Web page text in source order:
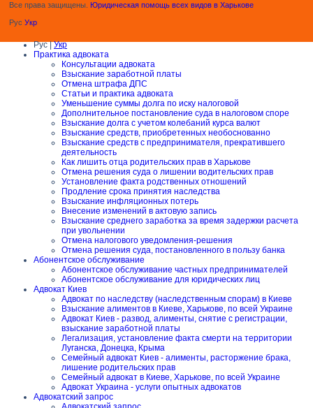
Все права защищены. Юридическая помощь всех видов в Харькове
Рус Укр
Рус |Укр
Практика адвоката
Консультации адвоката
Взыскание заработной платы
Отмена штрафа ДПС
Статьи и практика адвоката
Уменьшение суммы долга по иску налоговой
Дополнительное постановление суда в налоговом споре
Взыскание долга с учетом колебаний курса валют
Взыскание средств, приобретенных необоснованно
Взыскание средств с предпринимателя, прекратившего
деятельность
Как лишить отца родительских прав в Харькове
Отмена решения суда о лишении водительских прав
Установление факта родственных отношений
Продление срока принятия наследства
Взыскание инфляционных потерь
Внесение изменений в актовую запись
Взыскание среднего заработка за время задержки расчета
при увольнении
Отмена налогового уведомления-решения
Отмена решения суда, постановленного в пользу банка
Абонентское обслуживание
Абонентское обслуживание частных предпринимателей
Абонентское обслуживание для юридических лиц
Адвокат Киев
Адвокат по наследству (наследственным спорам) в Киеве
Взыскание алиментов в Киеве, Харькове, по всей Украине
Адвокат Киев - развод, алименты, снятие с регистрации,
взыскание заработной платы
Легализация, установление факта смерти на территории
Луганска, Донецка, Крыма
Семейный адвокат Киев - алименты, расторжение брака,
лишение родительских прав
Семейный адвокат в Киеве, Харькове, по всей Украине
Адвокат Украина - услуги опытных адвокатов
Адвокатский запрос